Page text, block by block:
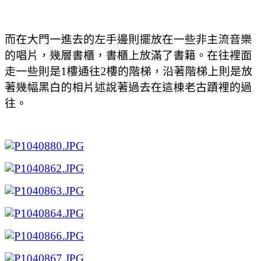
而在大門一進去的左手邊則擺放在一些非主流音樂
的唱片，幾層書櫃，書櫃上放滿了書籍。在往裡面
走一些則是1樓通往2樓的階梯，沿著階梯上則是放
著幾幅黑白的相片述說著過去在這棟老古蹟裡的過
往。